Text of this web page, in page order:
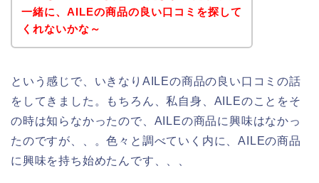
一緒に、AILEの商品の良い口コミを探して
くれないかな～
という感じで、いきなりAILEの商品の良い口コミの話
をしてきました。もちろん、私自身、AILEのことをそ
の時は知らなかったので、AILEの商品に興味はなかっ
たのですが、、。色々と調べていく内に、AILEの商品
に興味を持ち始めたんです、、、